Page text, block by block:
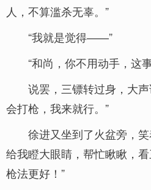
人，不算滥杀无辜。”
“我就是觉得——”
“和尚，你不用动手，这
说罢，三镖转过身，大
会打枪，我来就行。”
徐进又坐到了火盆旁，
给我瞪大眼睛，帮忙瞅瞅，
枪法更好！”